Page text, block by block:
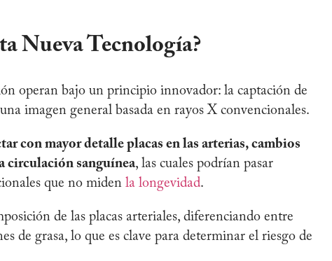
Nueva Tecnología?
operan bajo un principio innovador: la captación de
imagen general basada en rayos X convencionales.
con mayor detalle placas en las arterias, cambios
circulación sanguínea, las cuales podrían pasar
que no miden la longevidad.
de las placas arteriales, diferenciando entre
de grasa, lo que es clave para determinar el riesgo de